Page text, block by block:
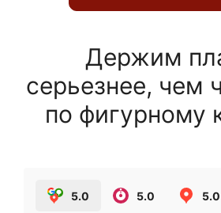
Держим
серьезнее, чем
по фигурному
5.0 5.0 5.0